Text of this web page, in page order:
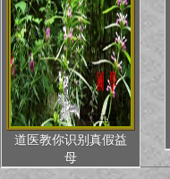
道医教你识别真假益
母